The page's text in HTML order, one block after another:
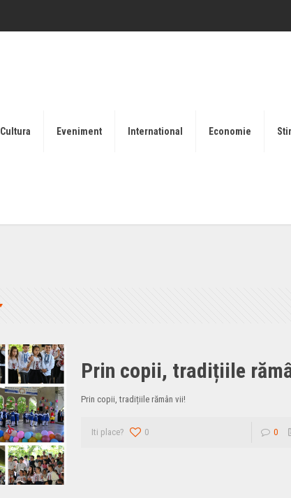
Cultura Eveniment International Economie
Prin copii, tradițiile
Prin copii, tradițiile rămân vii!
Iti place? 0 0